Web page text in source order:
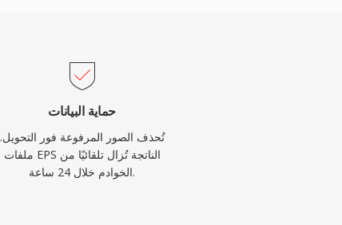
حماية البيانات
تُحذف الصور المرفوعة فور التحويل.
ملفات EPS الناتجة تُزال تلقائيًا من
الخوادم خلال 24 ساعة.